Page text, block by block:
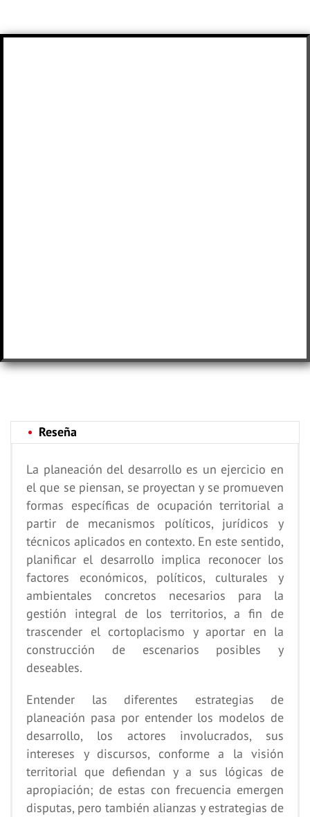
Reseña
La planeación del desarrollo es un ejercicio en
el que se piensan, se proyectan y se promueven
formas específicas de ocupación territorial a
partir de mecanismos políticos, jurídicos y
técnicos aplicados en contexto. En este sentido,
planificar el desarrollo implica reconocer los
factores económicos, políticos, culturales y
ambientales concretos necesarios para la
gestión integral de los territorios, a fin de
trascender el cortoplacismo y aportar en la
construcción de escenarios posibles y
deseables.
Entender las diferentes estrategias de
planeación pasa por entender los modelos de
desarrollo, los actores involucrados, sus
intereses y discursos, conforme a la visión
territorial que defiendan y a sus lógicas de
apropiación; de estas con frecuencia emergen
disputas, pero también alianzas y estrategias de